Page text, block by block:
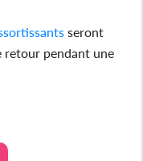
seront
retour pendant une